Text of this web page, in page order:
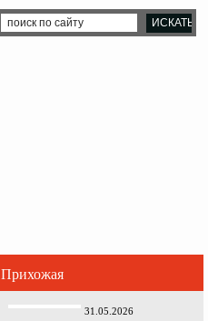
Прихожая
31.05.2026